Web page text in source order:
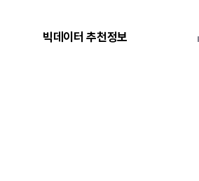
빅데이터 추천정보